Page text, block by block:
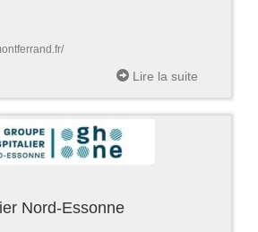
Lire la suite
Nord-Essonne